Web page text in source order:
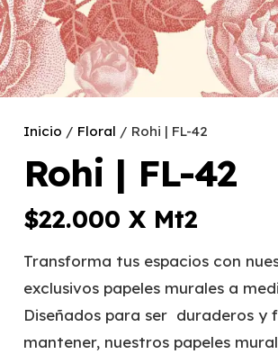
Inicio / Floral / Rohi | FL-42
Rohi | FL-42
$22.000 X Mt2
Transforma tus espacios con
exclusivos papeles murales a
Diseñados para ser duraderos y
mantener, nuestros papeles